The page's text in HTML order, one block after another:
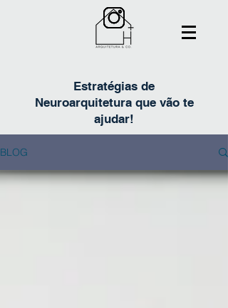
Estratégias de
Neuroarquitetura que vão te
ajudar!
BLOG